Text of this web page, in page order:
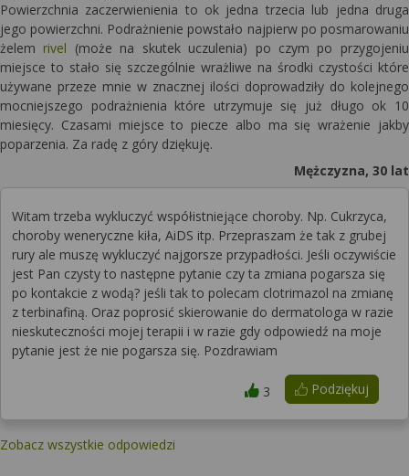
Powierzchnia zaczerwienienia to ok jedna trzecia lub jedna druga
jego powierzchni. Podrażnienie powstało najpierw po posmarowaniu
żelemrivel (może na skutek uczulenia) po czym po przygojeniu
miejsce to stało się szczególnie wrażliwe na środki czystości które
używane przeze mnie w znacznej ilości doprowadziły do kolejnego
mocniejszego podrażnienia które utrzymuje się już długo ok 10
miesięcy. Czasami miejsce to piecze albo ma się wrażenie jakby
poparzenia. Za radę z góry dziękuję.
Mężczyzna, 30 lat
Witam trzeba wykluczyć współistniejące choroby. Np. Cukrzyca,
choroby weneryczne kiła, AiDS itp. Przepraszam że tak z grubej
rury ale muszę wykluczyć najgorsze przypadłości. Jeśli oczywiście
jest Pan czysty to następne pytanie czy ta zmiana pogarsza się
po kontakcie z wodą? jeśli tak to polecam clotrimazol na zmianę
z terbinafiną. Oraz poprosić skierowanie do dermatologa w razie
nieskuteczności mojej terapii i w razie gdy odpowiedź na moje
pytanie jest że nie pogarsza się. Pozdrawiam
Podziękuj
3
Zobacz wszystkie odpowiedzi